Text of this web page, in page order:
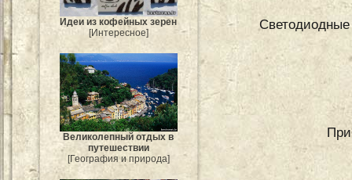
Идеи из кофейных зерен
[Интересное]
Великолепный отдых в
путешествии
[География и природа]
Светодиодные